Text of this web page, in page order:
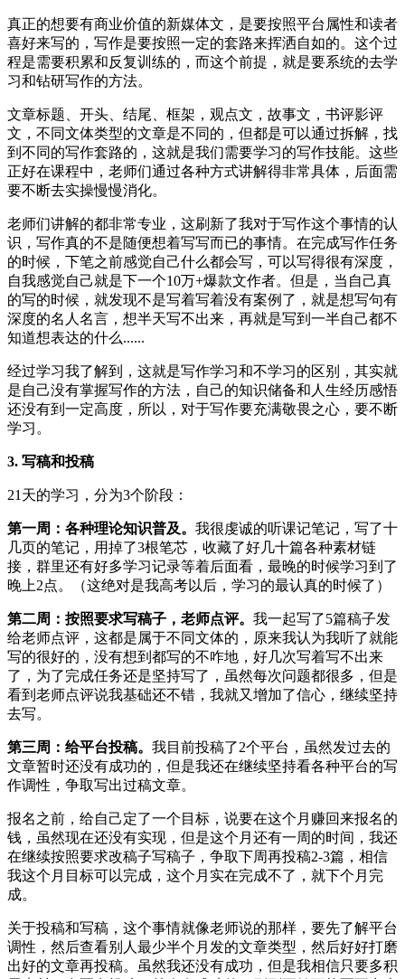
真正的想要有商业价值的新媒体文，是要按照平台属性和读者
喜好来写的，写作是要按照一定的套路来挥洒自如的。这个过
程是需要积累和反复训练的，而这个前提，就是要系统的去学
习和钻研写作的方法。
文章标题、开头、结尾、框架，观点文，故事文，书评影评
文，不同文体类型的文章是不同的，但都是可以通过拆解，找
到不同的写作套路的，这就是我们需要学习的写作技能。这些
正好在课程中，老师们通过各种方式讲解得非常具体，后面需
要不断去实操慢慢消化。
老师们讲解的都非常专业，这刷新了我对于写作这个事情的认
识，写作真的不是随便想着写写而已的事情。在完成写作任务
的时候，下笔之前感觉自己什么都会写，可以写得很有深度，
自我感觉自己就是下一个10万+爆款文作者。但是，当自己真
的写的时候，就发现不是写着写着没有案例了，就是想写句有
深度的名人名言，想半天写不出来，再就是写到一半自己都不
知道想表达的什么......
经过学习我了解到，这就是写作学习和不学习的区别，其实就
是自己没有掌握写作的方法，自己的知识储备和人生经历感悟
还没有到一定高度，所以，对于写作要充满敬畏之心，要不断
学习。
3. 写稿和投稿
21天的学习，分为3个阶段：
第一周：各种理论知识普及。 我很虔诚的听课记笔记，写了十
几页的笔记，用掉了3根笔芯，收藏了好几十篇各种素材链
接，群里还有好多学习记录等着后面看，最晚的时候学习到了
晚上2点。（这绝对是我高考以后，学习的最认真的时候了）
第二周：按照要求写稿子，老师点评。 我一起写了5篇稿子发
给老师点评，这都是属于不同文体的，原来我认为我听了就能
写的很好的，没有想到都写的不咋地，好几次写着写不出来
了，为了完成任务还是坚持写了，虽然每次问题都很多，但是
看到老师点评说我基础还不错，我就又增加了信心，继续坚持
去写。
第三周：给平台投稿。 我目前投稿了2个平台，虽然发过去的
文章暂时还没有成功的，但是我还在继续坚持看各种平台的写
作调性，争取写出过稿文章。
报名之前，给自己定了一个目标，说要在这个月赚回来报名的
钱，虽然现在还没有实现，但是这个月还有一周的时间，我还
在继续按照要求改稿子写稿子，争取下周再投稿2-3篇，相信
我这个月目标可以完成，这个月实在完成不了，就下个月完
成。
关于投稿和写稿，这个事情就像老师说的那样，要先了解平台
调性，然后查看别人最少半个月发的文章类型，然后好好打磨
出好的文章再投稿。虽然我还没有成功，但是我相信只要多积